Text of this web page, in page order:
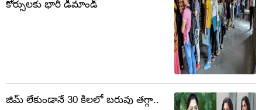
కోర్సులకు భారీ డిమాండ్
జిమ్ లేకుండానే 30 కిలలో బరువు తగ్గా..